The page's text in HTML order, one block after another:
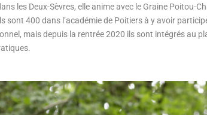
les Deux-Sèvres, elle anime avec le Graine Poitou-
sont 400 dans l’académie de Poitiers à y avoir
mais depuis la rentrée 2020 ils sont intégrés au